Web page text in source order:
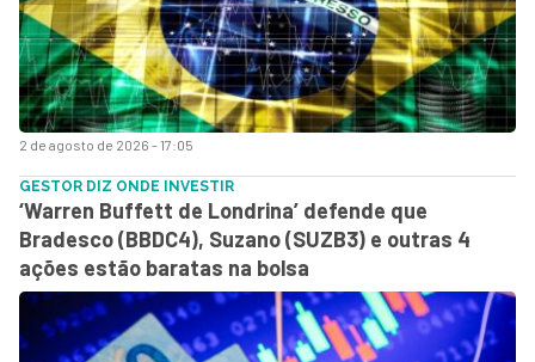
2 de agosto de 2026 - 17:05
GESTOR DIZ ONDE INVESTIR
‘Warren Buffett de Londrina’ defende que
Bradesco (BBDC4), Suzano (SUZB3) e outras 4
ações estão baratas na bolsa